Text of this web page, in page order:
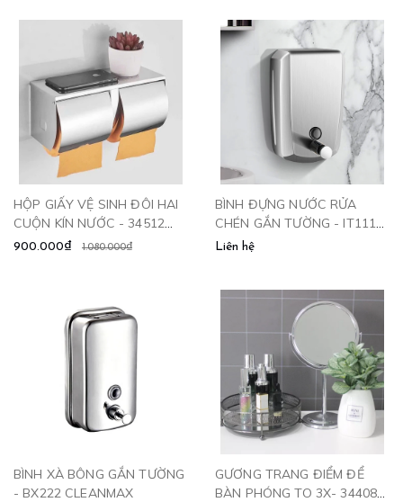
HỘP GIẤY VỆ SINH ĐÔI HAI
CUỘN KÍN NƯỚC - 34512
CLEANMAX
900.000₫ 1.080.000₫
BÌNH ĐỰNG NƯỚC RỬA
CHÉN GẮN TƯỜNG - IT111
CLEANMAX
Liên hệ
BÌNH XÀ BÔNG GẮN TƯỜNG
- BX222 CLEANMAX
GƯƠNG TRANG ĐIỂM ĐỂ
BÀN PHÓNG TO 3X- 34408